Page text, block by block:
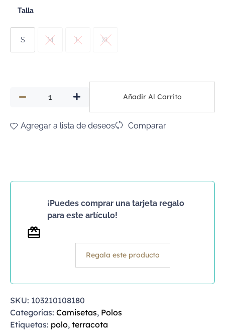
Talla
S M L XL
Añadir Al Carrito
Agregar a lista de deseos Comparar
¡Puedes comprar una tarjeta regalo
para este artículo!
Regala este producto
SKU: 103210108180
Categorías: Camisetas, Polos
Etiquetas: polo, terracota